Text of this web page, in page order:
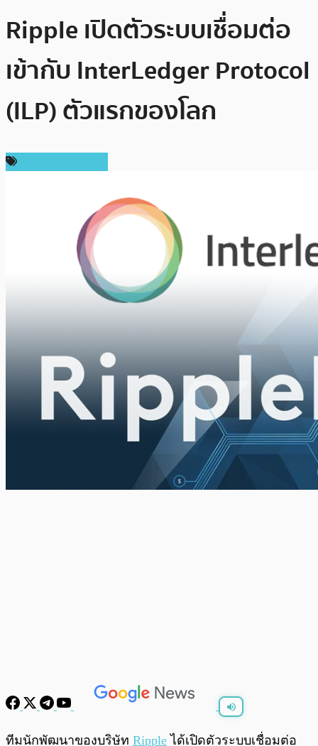
Ripple เปิดตัวระบบเชื่อมต่อ
เข้ากับ InterLedger Protocol
(ILP) ตัวแรกของโลก
พร้อมเล่น /
ทีมนักพัฒนาของบริษัท Ripple ได้เปิดตัวระบบเชื่อมต่อ